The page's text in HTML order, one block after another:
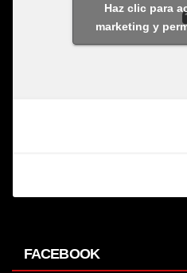
Haz clic para
marketing y
FACEBOOK